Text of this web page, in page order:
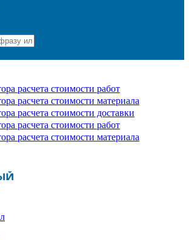
расчета стоимости работ
расчета стоимости материала
расчета стоимости доставки
расчета стоимости работ
расчета стоимости материала